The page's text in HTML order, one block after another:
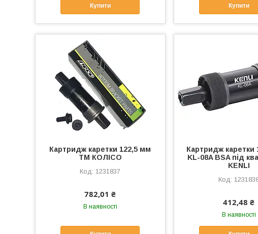
Купити Купити
Картридж каретки 122,5 мм
ТМ КОЛІСО
1231837
782,01 ₴
В наявності
Картридж каретки
KL-08A BSA під
KENLI
412,48 ₴
В наявності